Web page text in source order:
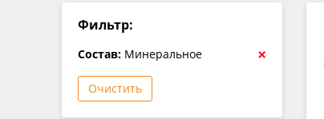
Фильтр:
Состав: Минеральное ×
Очистить